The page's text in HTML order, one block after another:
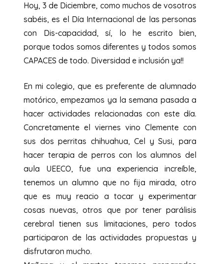
Hoy, 3 de Diciembre, como muchos de vosotros
sabéis, es el Día Internacional de las personas
con Dis-capacidad, sí, lo he escrito bien,
porque todos somos diferentes y todos somos
CAPACES de todo. Diversidad e inclusión ya!!
En mi colegio, que es preferente de alumnado
motórico, empezamos ya la semana pasada a
hacer actividades relacionadas con este día.
Concretamente el viernes vino Clemente con
sus dos perritas chihuahua, Cel y Susi, para
hacer terapia de perros con los alumnos del
aula UEECO, fue una experiencia increíble,
tenemos un alumno que no fija mirada, otro
que es muy reacio a tocar y experimentar
cosas nuevas, otros que por tener parálisis
cerebral tienen sus limitaciones, pero todos
participaron de las actividades propuestas y
disfrutaron mucho.